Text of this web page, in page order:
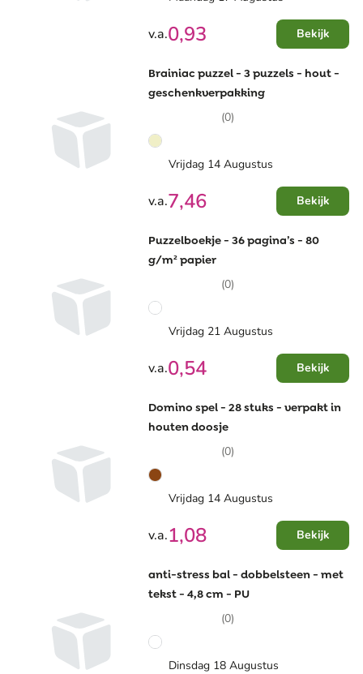
v.a.0,93 Bekijk
Brainiac puzzel - 3 puzzels - hout -
geschenkverpakking
(0)
Vrijdag 14 Augustus
v.a.7,46 Bekijk
Puzzelboekje - 36 pagina’s - 80
g/m² papier
(0)
Vrijdag 21 Augustus
v.a.0,54 Bekijk
Domino spel - 28 stuks - verpakt in
houten doosje
(0)
Vrijdag 14 Augustus
v.a.1,08 Bekijk
anti-stress bal - dobbelsteen - met
tekst - 4,8 cm - PU
(0)
Dinsdag 18 Augustus